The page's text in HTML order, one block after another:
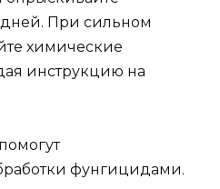
дней. При сильном
химические
инструкцию на
фунгицидами.